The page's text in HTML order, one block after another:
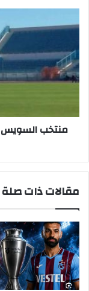
السويس
الشوط
الاول
بهدف
الرباط
والأنوار
منتخب السويس
مقالات ذات صلة